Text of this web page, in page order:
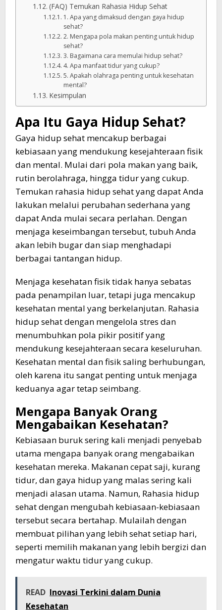
(FAQ) Temukan Rahasia Hidup Sehat
1. Apa yang dimaksud dengan gaya hidup
sehat?
2. Mengapa pola makan penting untuk hidup
sehat?
3. Bagaimana cara memulai hidup sehat?
4. Apa manfaat tidur yang cukup?
5. Apakah olahraga penting untuk kesehatan
mental?
Kesimpulan
Apa Itu Gaya Hidup Sehat?
Gaya hidup sehat mencakup berbagai
kebiasaan yang mendukung kesejahteraan fisik
dan mental. Mulai dari pola makan yang baik,
rutin berolahraga, hingga tidur yang cukup.
Temukan rahasia hidup sehat yang dapat Anda
lakukan melalui perubahan sederhana yang
dapat Anda mulai secara perlahan. Dengan
menjaga keseimbangan tersebut, tubuh Anda
akan lebih bugar dan siap menghadapi
berbagai tantangan hidup.
Menjaga kesehatan fisik tidak hanya sebatas
pada penampilan luar, tetapi juga mencakup
kesehatan mental yang berkelanjutan. Rahasia
hidup sehat dengan mengelola stres dan
menumbuhkan pola pikir positif yang
mendukung kesejahteraan secara keseluruhan.
Kesehatan mental dan fisik saling berhubungan,
oleh karena itu sangat penting untuk menjaga
keduanya agar tetap seimbang.
Mengapa Banyak Orang
Mengabaikan Kesehatan?
Kebiasaan buruk sering kali menjadi penyebab
utama mengapa banyak orang mengabaikan
kesehatan mereka. Makanan cepat saji, kurang
tidur, dan gaya hidup yang malas sering kali
menjadi alasan utama. Namun, Rahasia hidup
sehat dengan mengubah kebiasaan-kebiasaan
tersebut secara bertahap. Mulailah dengan
membuat pilihan yang lebih sehat setiap hari,
seperti memilih makanan yang lebih bergizi dan
mengatur waktu tidur yang cukup.
READ Inovasi Terkini dalam Dunia
Kesehatan